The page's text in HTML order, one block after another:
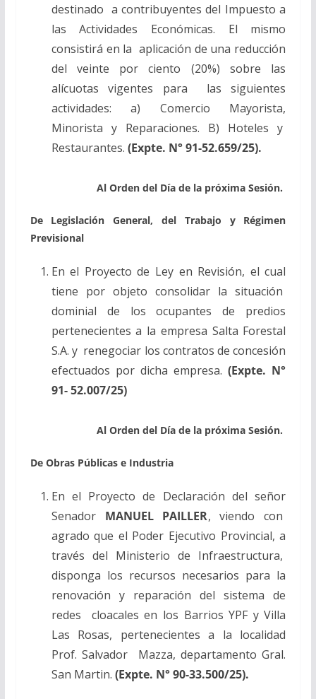
destinado a contribuyentes del Impuesto a
las Actividades Económicas. El mismo
consistirá en la aplicación de una reducción
del veinte por ciento (20%) sobre las
alícuotas vigentes para las siguientes
actividades: a) Comercio Mayorista,
Minorista y Reparaciones. B) Hoteles y
Restaurantes. (Expte. N° 91-52.659/25).
Al Orden del Día de la próxima Sesión.
De Legislación General, del Trabajo y Régimen
Previsional
En el Proyecto de Ley en Revisión, el cual
tiene por objeto consolidar la situación
dominial de los ocupantes de predios
pertenecientes a la empresa Salta Forestal
S.A. y renegociar los contratos de concesión
efectuados por dicha empresa.(Expte. N°
91- 52.007/25)
Al Orden del Día de la próxima Sesión.
De Obras Públicas e Industria
En el Proyecto de Declaración del señor
Senador MANUEL PAILLER, viendo con
agrado que el Poder Ejecutivo Provincial, a
través del Ministerio de Infraestructura,
disponga los recursos necesarios para la
renovación y reparación del sistema de
redes cloacales en los Barrios YPF y Villa
Las Rosas, pertenecientes a la localidad
Prof. Salvador Mazza, departamento Gral.
San Martin. (Expte. N° 90-33.500/25).